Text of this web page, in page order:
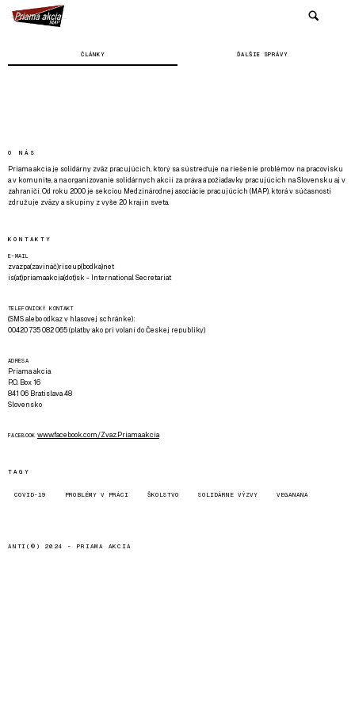
ČLÁNKY ĎALŠIE SPRÁVY
O NÁS
Priama akcia je solidárny zväz pracujúcich, ktorý sa sústreďuje na riešenie problémov na pracovisku
a v komunite, a na organizovanie solidárnych akcií za práva a požiadavky pracujúcich na Slovensku aj v
zahraničí. Od roku 2000 je sekciou Medzinárodnej asociácie pracujúcich (MAP), ktorá v súčasnosti
združuje zväzy a skupiny z vyše 20 krajín sveta.
KONTAKTY
E-MAIL
zvazpa(zavináč)riseup(bodka)net
is(at)priamaakcia(dot)sk - International Secretariat
TELEFONICKÝ KONTAKT
(SMS alebo odkaz v hlasovej schránke):
00420 735 082 065 (platby ako pri volaní do Českej republiky)
ADRESA
Priama akcia
P.O. Box 16
841 06 Bratislava 48
Slovensko
FACEBOOK www.facebook.com/Zvaz.Priama.akcia
TAGY
COVID-19 PROBLÉMY V PRÁCI ŠKOLSTVO SOLIDÁRNE VÝZVY VEGANANA
ANTI(©) 2024 - PRIAMA AKCIA